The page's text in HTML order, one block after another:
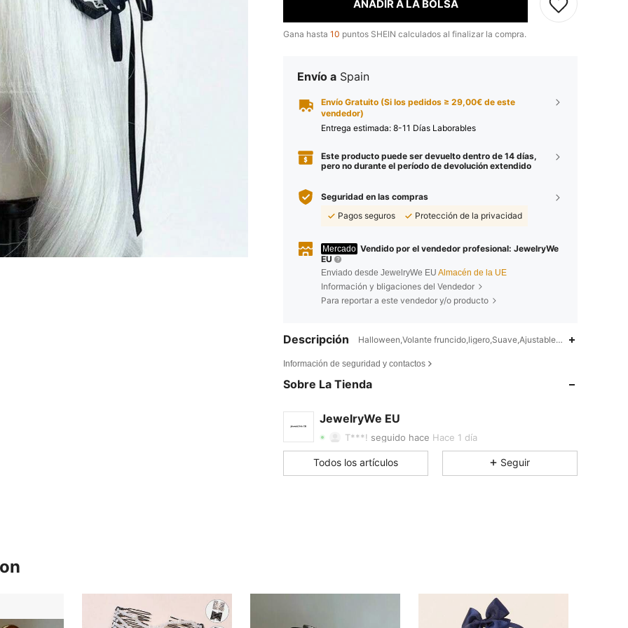
AÑADIR A LA BOLSA
Gana hasta 10 puntos SHEIN calculados al finalizar la compra.
Envío a Spain
Envío Gratuito (Si los pedidos ≥ 29,00€ de este
vendedor)
Entrega estimada: 8-11 Días Laborables
Este producto puede ser devuelto dentro de 14 días,
pero no durante el período de devolución extendido
Seguridad en las compras
Pagos seguros
Protección de la privacidad
Mercado Vendido por el vendedor profesional: JewelryWe
EU
Enviado desde JewelryWe EU Almacén de la UE
Información y bligaciones del Vendedor
Para reportar a este vendedor y/o producto
Descripción Halloween,Volante
Información de seguridad y contactos
Sobre La Tienda
JewelryWe EU
4,76
4,76
n***e pagado
T***! seguido hace Hace 1 día
4,76 25 18
18
Todos los artículos Seguir